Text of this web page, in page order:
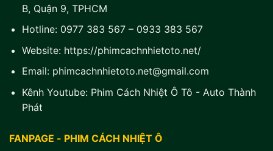
B, Quận 9, TPHCM
Hotline: 0977 383 567– 0933 383 567
Website: https://phimcachnhietoto.net/
Email: phimcachnhietoto.net@gmail.com
Kênh Youtube: Phim Cách Nhiệt Ô Tô - Auto Thành
Phát
FANPAGE - PHIM CÁCH NHIỆT Ô